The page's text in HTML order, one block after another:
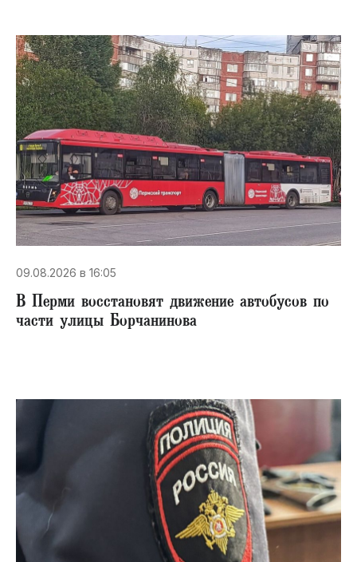
09.08.2026 в 16:05
В Перми восстановят движение автобусов по
части улицы Борчанинова